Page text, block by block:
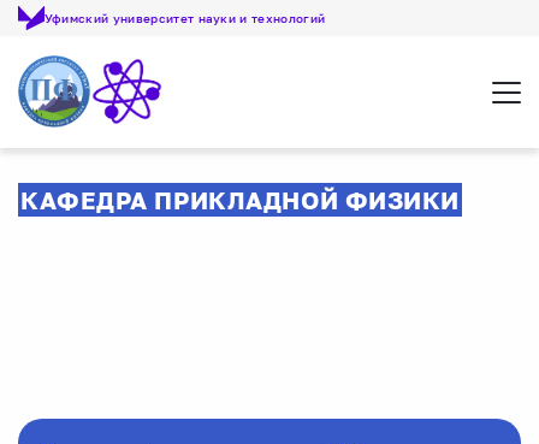
Уфимский университет науки и технологий
КАФЕДРА ПРИКЛАДНОЙ ФИЗИКИ